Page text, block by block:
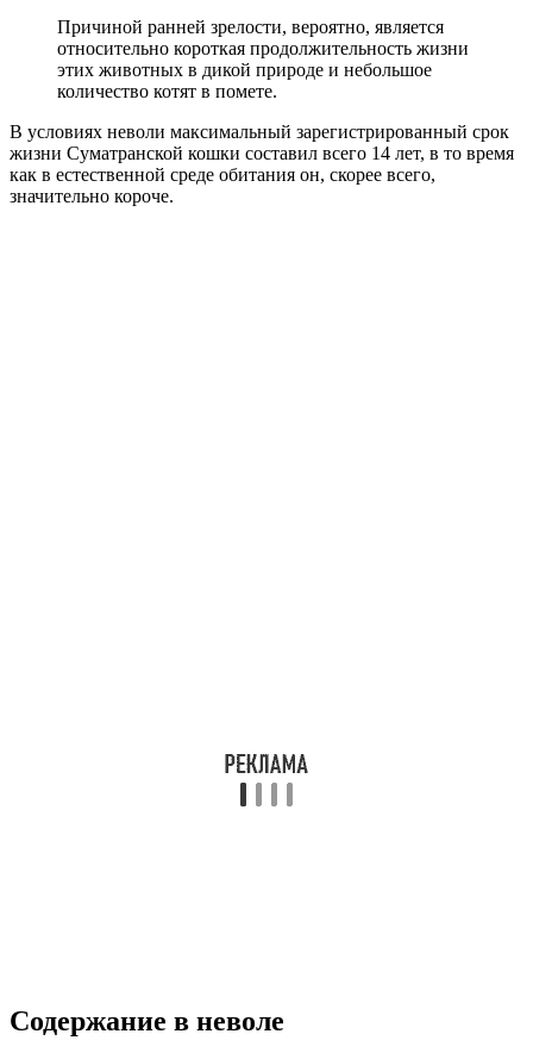
Причиной ранней зрелости, вероятно, является
относительно короткая продолжительность жизни
этих животных в дикой природе и небольшое
количество котят в помете.
В условиях неволи максимальный зарегистрированный срок
жизни Суматранской кошки составил всего 14 лет, в то время
как в естественной среде обитания он, скорее всего,
значительно короче.
Содержание в неволе